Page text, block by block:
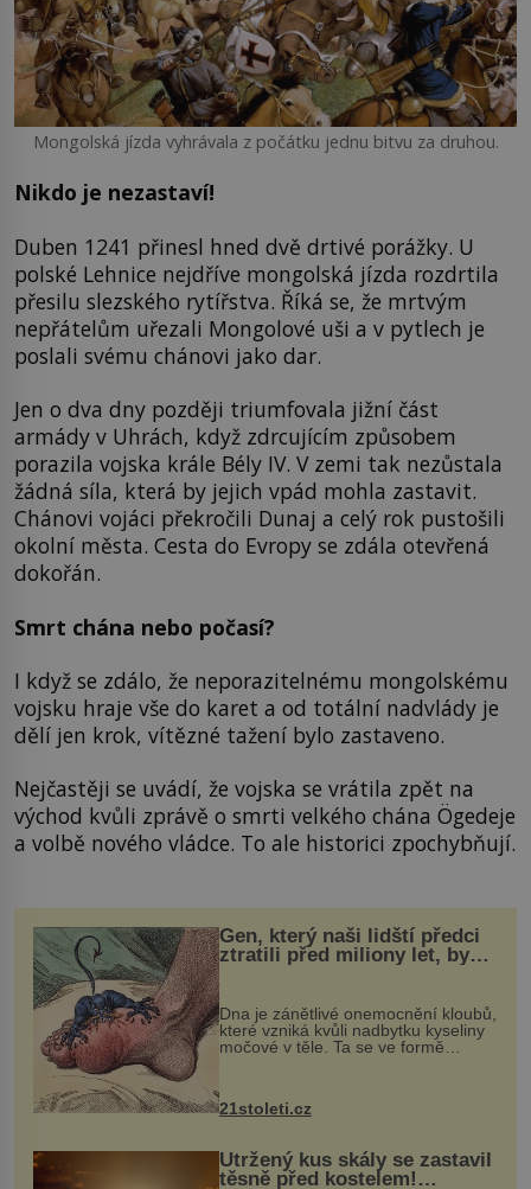
Mongolská jízda vyhrávala z počátku jednu bitvu za druhou.
Nikdo je nezastaví!
Duben 1241 přinesl hned dvě drtivé porážky. U
polské Lehnice nejdříve mongolská jízda rozdrtila
přesilu slezského rytířstva. Říká se, že mrtvým
nepřátelům uřezali Mongolové uši a v pytlech je
poslali svému chánovi jako dar.
Jen o dva dny později triumfovala jižní část
armády v Uhrách, když zdrcujícím způsobem
porazila vojska krále Bély IV. V zemi tak nezůstala
žádná síla, která by jejich vpád mohla zastavit.
Chánovi vojáci překročili Dunaj a celý rok pustošili
okolní města. Cesta do Evropy se zdála otevřená
dokořán.
Smrt chána nebo počasí?
I když se zdálo, že neporazitelnému mongolskému
vojsku hraje vše do karet a od totální nadvlády je
dělí jen krok, vítězné tažení bylo zastaveno.
Nejčastěji se uvádí, že vojska se vrátila zpět na
východ kvůli zprávě o smrti velkého chána Ögedeje
a volbě nového vládce. To ale historici zpochybňují.
Gen, který naši lidští předci
ztratili před miliony let, by
mohl pomoci s léčbou
„nemoci králů“
Dna je zánětlivé onemocnění kloubů,
které vzniká kvůli nadbytku kyseliny
močové v těle. Ta se ve formě
nohou, a způsobuje bole...
21stoleti.cz
Utržený kus skály se zastavil
těsně před kostelem!